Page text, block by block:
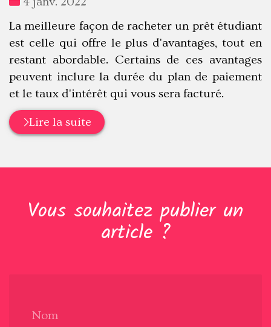
La meilleure façon de racheter un prêt étudiant
est celle qui offre le plus d'avantages, tout en
restant abordable. Certains de ces avantages
peuvent inclure la durée du plan de paiement
et le taux d'intérêt qui vous sera facturé.
Lire la suite
Vous souhaitez publier un
article ?
Nom